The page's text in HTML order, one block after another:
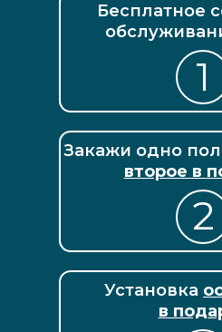
Закажи одно
второе в
Бесплатное
Установка
в
1
2